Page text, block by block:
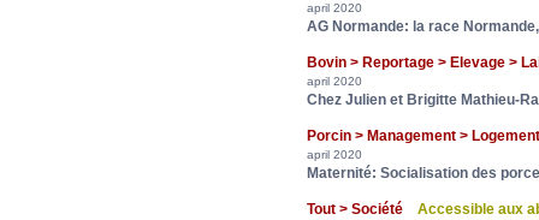
april 2020
AG Normande: la race
Bovin > Reportage > Elevage >
april 2020
Chez Julien et Brigitte Mathieu-
Porcin > Management >
april 2020
Maternité: Socialisation des
Tout > Société Accessible aux